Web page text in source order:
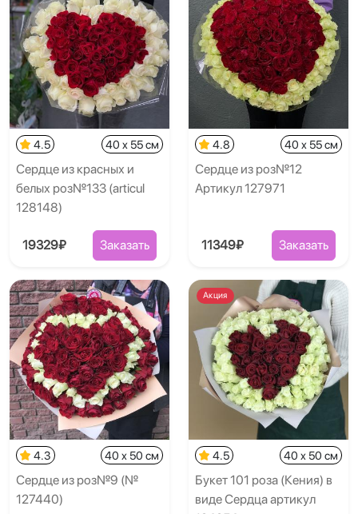
4.5 40 x 55 см
Сердце из красных и
белых роз№133 (articul
128148)
19329₽ Заказать
4.8 40 x 55 см
Сердце из роз№12
Артикул 127971
11349₽ Заказать
4.3 40 x 50 см
Сердце из роз№9 (№
127440)
Акция
4.5 40 x 50 см
Букет 101 роза (Кения) в
виде Сердца артикул